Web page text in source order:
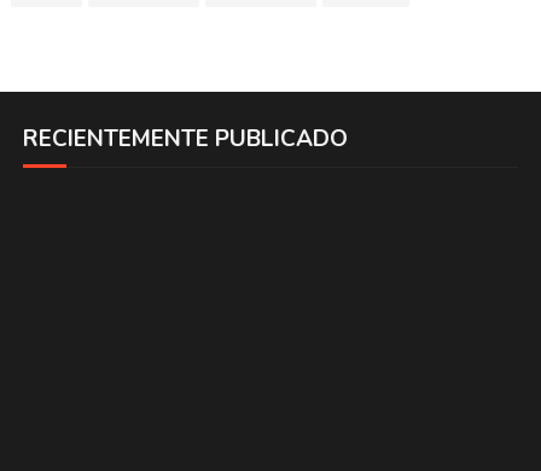
RECIENTEMENTE PUBLICADO